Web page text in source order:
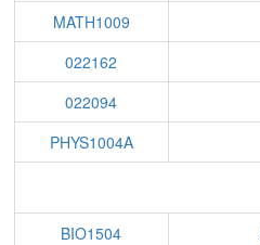
MATH1009
022162
022094
PHYS1004A
BIO1504